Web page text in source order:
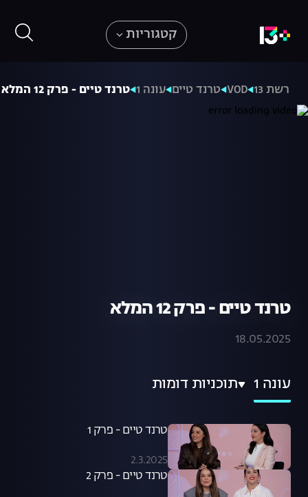
קטגוריות
רשת 13 VOD טרנד טיים עונה 1 טרנד טיים - פרק 12 המלא
טרנד טיים - פרק 12 המלא
18.05.2025
עונה 1 תוכניות דומות
טרנד טיים - פרק 1
2.3.2025
טרנד טיים - פרק 2